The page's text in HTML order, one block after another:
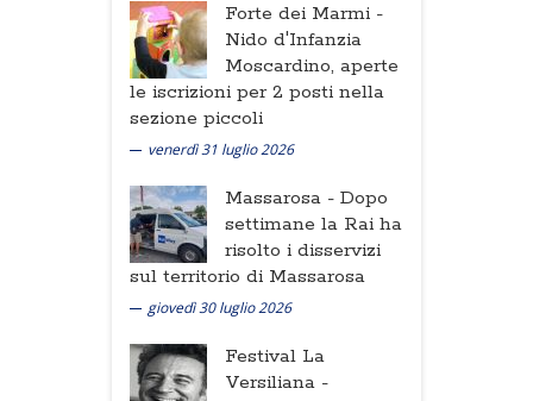
Forte dei Marmi -
Nido d'Infanzia
Moscardino, aperte
le iscrizioni per 2 posti nella
sezione piccoli
venerdì 31 luglio 2026
Massarosa - Dopo
settimane la Rai ha
risolto i disservizi
sul territorio di Massarosa
giovedì 30 luglio 2026
Festival La
Versiliana -